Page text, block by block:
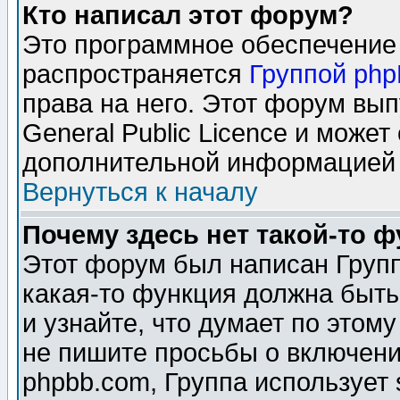
Кто написал этот форум?
Это программное
распространяется Группой
права на него. Этот форум
General Public Licence и может
дополнительной
Вернуться к началу
Почему здесь нет такой-то
Этот форум был написан
какая-то функция должна
и узнайте, что думает по
не пишите просьбы о
phpbb.com, Группа